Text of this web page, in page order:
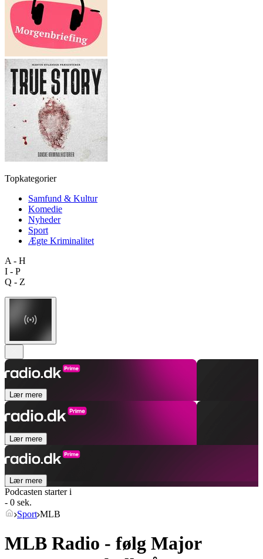
Topkategorier
Samfund & Kultur
Komedie
Nyheder
Sport
Ægte Kriminalitet
A - H
I - P
Q - Z
Lær mere
Lær mere
Lær mere
Podcasten starter i
- 0 sek.
Sport MLB
MLB Radio - følg Major